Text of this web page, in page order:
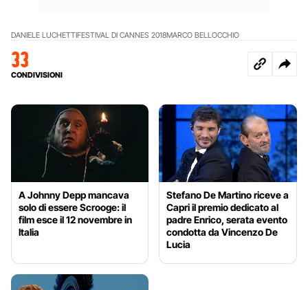
DANIELE LUCHETTIFESTIVAL DI CANNES 2018MARCO BELLOCCHIO
33
CONDIVISIONI
A Johnny Depp mancava
solo di essere Scrooge: il
film esce il 12 novembre in
Italia
Stefano De Martino riceve a
Capri il premio dedicato al
padre Enrico, serata evento
condotta da Vincenzo De
Lucia